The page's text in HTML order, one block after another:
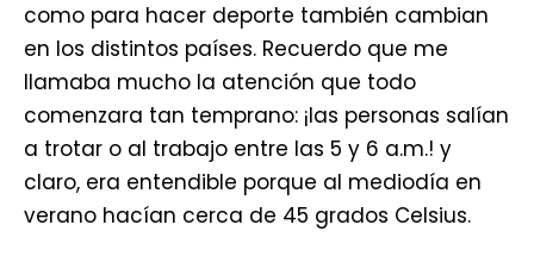
como para hacer deporte también cambian
en los distintos países. Recuerdo que me
llamaba mucho la atención que todo
comenzara tan temprano: ¡las personas salían
a trotar o al trabajo entre las 5 y 6 a.m.! y
claro, era entendible porque al mediodía en
verano hacían cerca de 45 grados Celsius.